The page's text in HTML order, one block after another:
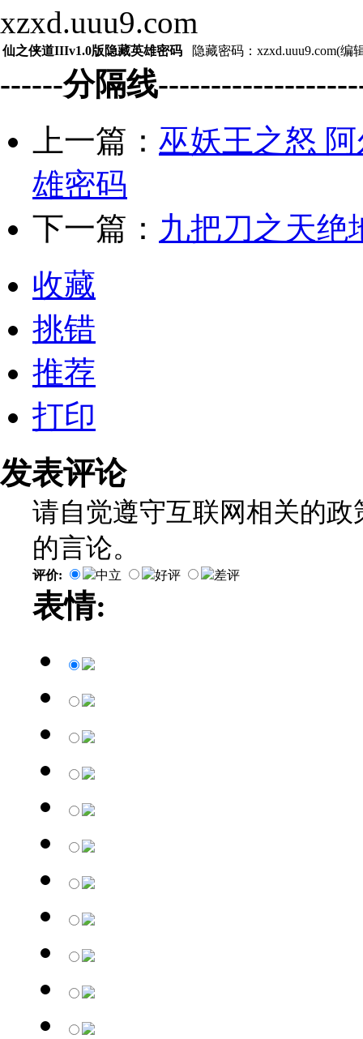
xzxd.uuu9.com
仙之侠道IIIv1.0版隐藏英雄密码 隐藏密码：xzxd.uuu9.com(编
------分隔线
上一篇： 巫妖王之怒
雄密码
下一篇： 九把刀之天绝
收藏
挑错
推荐
打印
发表评论
请自觉遵守互联网相关的
的言论。
评价: 中立 好评 差评
表情: